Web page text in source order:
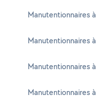
Manutentionnaires
Manutentionnaires à
Manutentionnaires
Manutentionnaires